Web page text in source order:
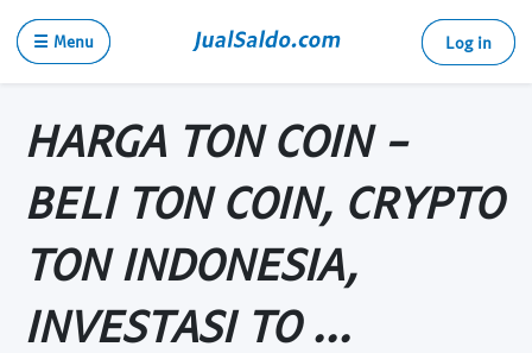
☰ Menu Log in
HARGA TON COIN -
BELI TON COIN, CRYPTO
TON INDONESIA,
INVESTASI TO ...